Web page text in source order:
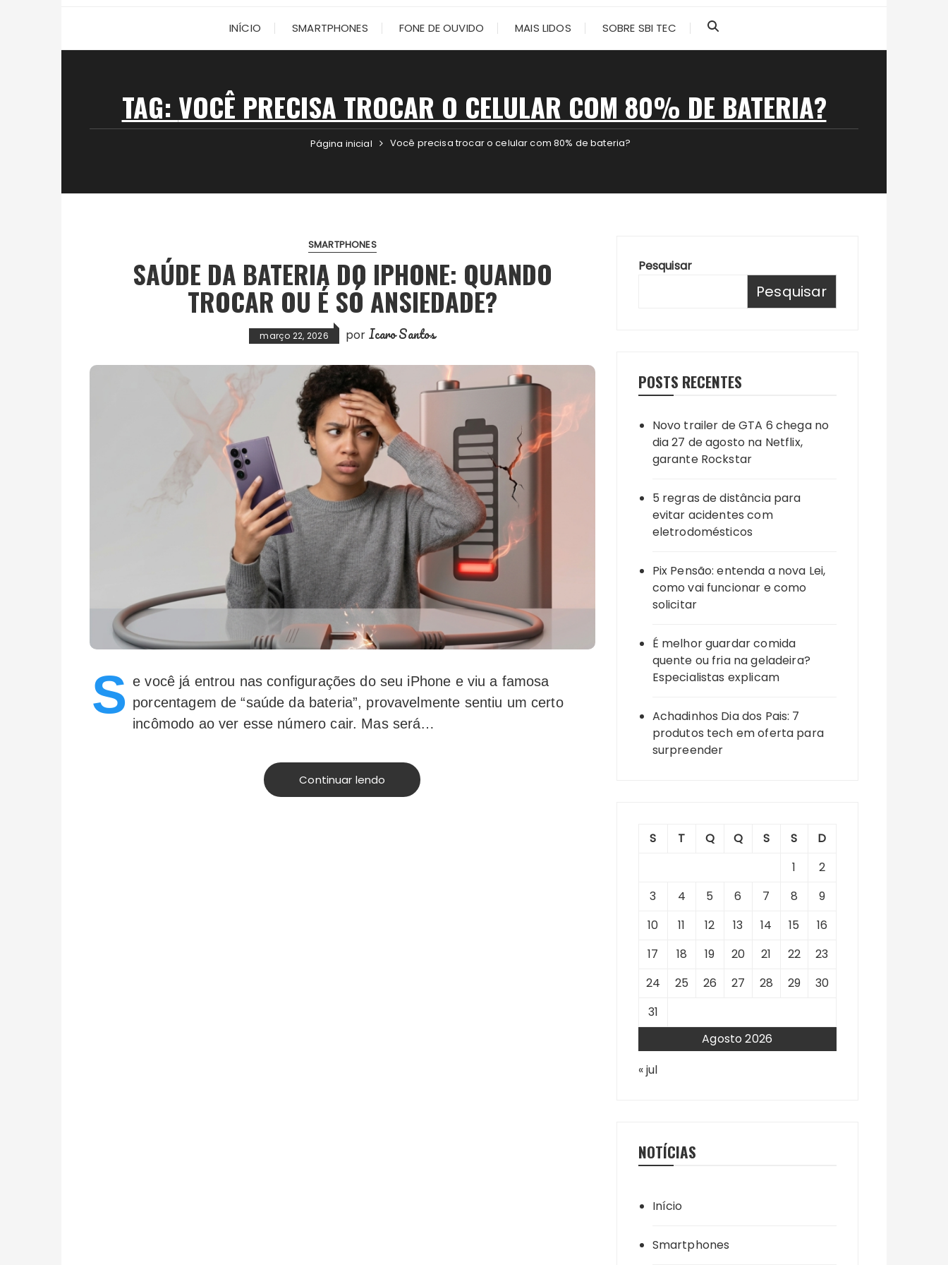
INÍCIO SMARTPHONES FONE DE OUVIDO MAIS LIDOS SOBRE SBI TEC
TAG: VOCÊ PRECISA TROCAR O CELULAR COM 80% DE BATERIA?
Página inicial Você precisa trocar o celular com 80% de bateria?
SMARTPHONES
SAÚDE DA BATERIA DO IPHONE: QUANDO
TROCAR OU É SÓ ANSIEDADE?
março 22, 2026 por Icaro Santos
S e você já entrou nas configurações do seu iPhone e viu a famosa
porcentagem de “saúde da bateria”, provavelmente sentiu um certo
incômodo ao ver esse número cair. Mas será…
Continuar lendo
Pesquisar
Pesquisar
POSTS RECENTES
Novo trailer de GTA 6 chega no
dia 27 de agosto na Netflix,
garante Rockstar
5 regras de distância para
evitar acidentes com
eletrodomésticos
Pix Pensão: entenda a nova Lei,
como vai funcionar e como
solicitar
É melhor guardar comida
quente ou fria na geladeira?
Especialistas explicam
Achadinhos Dia dos Pais: 7
produtos tech em oferta para
surpreender
Agosto 2026
S T Q Q S S
D
1
2
3
4 5 6 7 8
9
10
11 12 13 14 15
16
17
18 19 20 21 22
23
24
25 26 27 28 29
30
31
« jul
NOTÍCIAS
Início
Smartphones